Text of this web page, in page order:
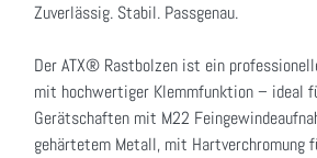
Zuverlässig. Stabil. Passgenau.
Der ATX® Rastbolzen ist ein
mit hochwertiger Klemmfunktion – ideal
Gerätschaften mit M22
gehärtetem Metall, mit Hartverchromung